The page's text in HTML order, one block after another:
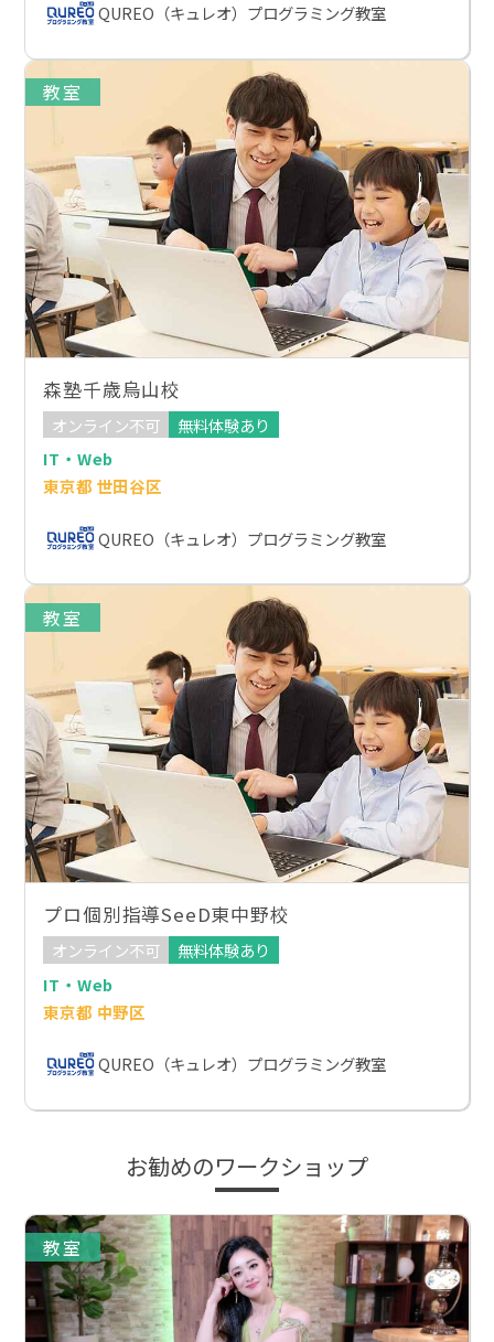
QUREO（キュレオ）プログラミング教室
教室
森塾千歳烏山校
オンライン不可
無料体験あり
IT・Web
東京都 世田谷区
QUREO（キュレオ）プログラミング教室
教室
プロ個別指導SeeD東中野校
オンライン不可
無料体験あり
IT・Web
東京都 中野区
QUREO（キュレオ）プログラミング教室
お勧めのワークショップ
教室